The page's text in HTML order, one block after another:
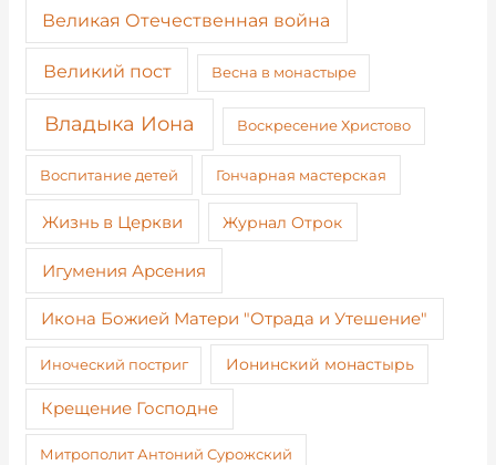
Великая Отечественная война
Великий пост Весна в монастыре
Владыка Иона Воскресение Христово
Воспитание детей Гончарная мастерская
Жизнь в Церкви Журнал Отрок
Игумения Арсения
Икона Божией Матери "Отрада и Утешение"
Иноческий постриг Ионинский монастырь
Крещение Господне
Митрополит Антоний Сурожский